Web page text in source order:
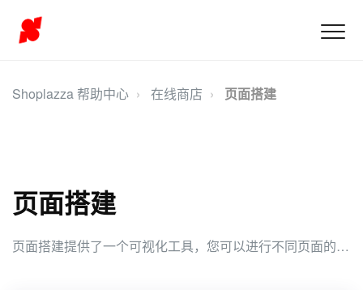
Shoplazza 帮助中心 在线商店 页面搭建
页面搭建
页面搭建提供了一个可视化工具，您可以进行不同页面的装修编辑、优化用户体验、以打造一个专业、吸引人并且功能完善的在线商店，促进销售和用户满意度的提升。